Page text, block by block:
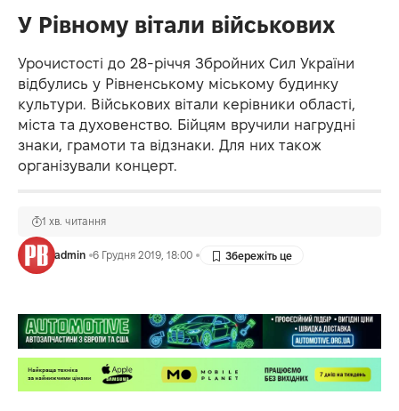
У Рівному вітали військових
Урочистості до 28-річчя Збройних Сил України
відбулись у Рівненському міському будинку
культури. Військових вітали керівники області,
міста та духовенство. Бійцям вручили нагрудні
знаки, грамоти та відзнаки. Для них також
організували концерт.
admin 6 Грудня 2019, 18:00
1 хв. читання